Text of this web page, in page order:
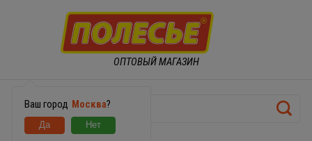
ОПТОВЫЙ МАГАЗИН
Ваш город Москва?